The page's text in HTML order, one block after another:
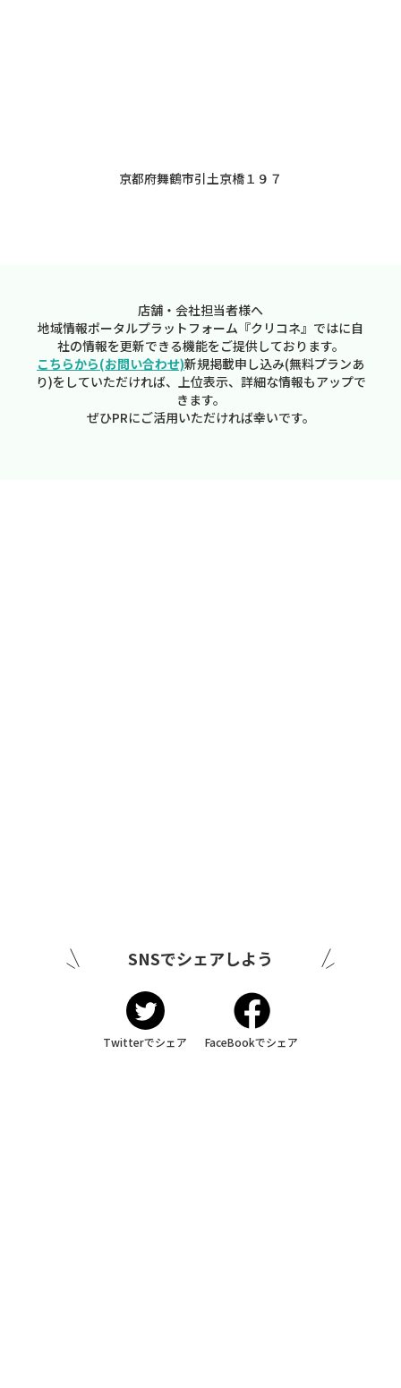
京都府舞鶴市引土京橋１９７
店舗・会社担当者様へ
地域情報ポータルプラットフォーム『クリコネ』ではに自
社の情報を更新できる機能をご提供しております。
こちらから(お問い合わせ)新規掲載申し込み(無料プランあ
り)をしていただければ、上位表示、詳細な情報もアップで
きます。
ぜひPRにご活用いただければ幸いです。
SNSでシェアしよう
Twitterでシェア FaceBookでシェア